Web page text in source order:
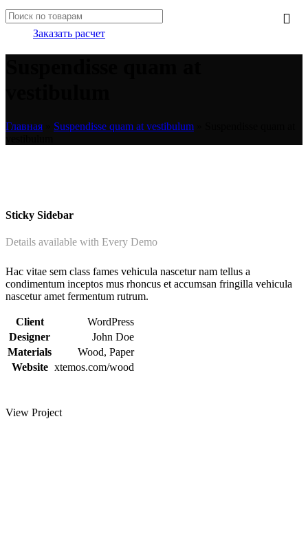
Заказать расчет
Главная Suspendisse quam at vestibulum
Sticky Sidebar
Details available with Every Demo
Hac vitae sem class fames vehicula nascetur nam tellus a
condimentum inceptos mus rhoncus et accumsan fringilla vehicula
nascetur amet fermentum rutrum.
Client
WordPress
Designer
John Doe
Materials
Wood, Paper
Website xtemos.com/wood
View Project